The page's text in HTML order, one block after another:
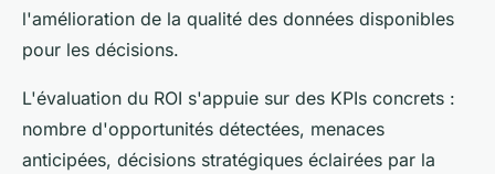
l'amélioration de la qualité des données disponibles
pour les décisions.
L'évaluation du ROI s'appuie sur des KPIs concrets :
nombre d'opportunités détectées, menaces
anticipées, décisions stratégiques éclairées par la